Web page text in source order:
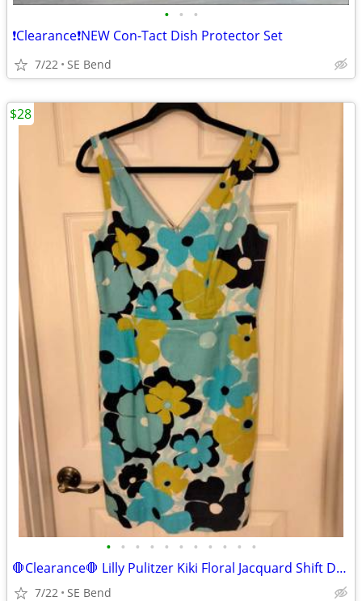
• • •
❗Clearance❗NEW Con-Tact Dish Protector Set
7/22 SE Bend
• • • • • • • • • • •
🛑Clearance🛑 Lilly Pulitzer Kiki Floral Jacquard Shift Dress
7/22 SE Bend
$28